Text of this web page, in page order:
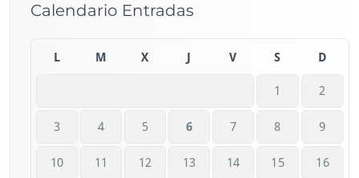
Calendario Entradas
L M X V S D
1 2
3 4 5 6 7 8 9
10 11 12 13 14 15 16